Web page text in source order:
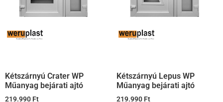
Kétszárnyú Crater WP
Műanyag bejárati ajtó
219.990 Ft
Kétszárnyú Lepus WP
Műanyag bejárati ajtó
219.990 Ft